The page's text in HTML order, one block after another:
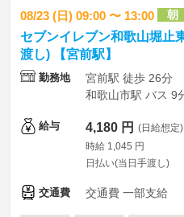
08/23 (日) 09:00 〜 13:00 朝
セブンイレブン和歌山堀
渡し) 【宮前駅】
勤務地
宮前駅 徒歩 26分
和歌山市駅 バス 9
給与 4,180 円 (日給想定)
時給 1,045 円
日払い(当日手渡し)
交通費 交通費 一部支給